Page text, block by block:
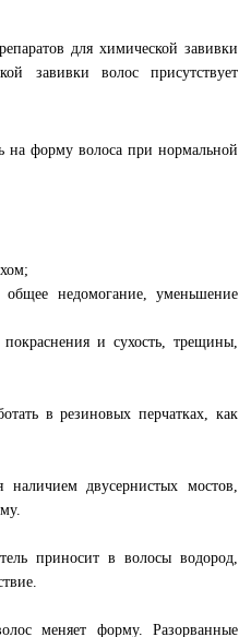
для химической завивки
завивки волос присутствует
на форму волоса при нормальной
недомогание, уменьшение
и сухость, трещины,
в резиновых перчатках, как
наличием двусернистых мостов,
приносит в волосы водород,
меняет форму. Разорванные